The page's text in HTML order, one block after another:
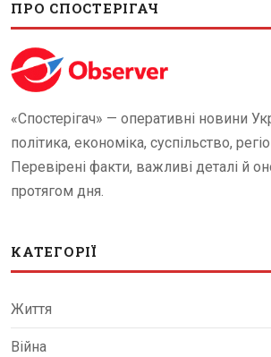
ПРО СПОСТЕРІГАЧ
«Спостерігач» — оперативні новини
політика, економіка, суспільство,
Перевірені факти, важливі деталі й
протягом дня.
КАТЕГОРІЇ
Життя
Війна